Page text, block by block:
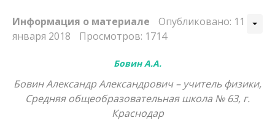
Информация о материале
Опубликовано: 11
января 2018
Просмотров: 1714
Бовин А.А.
Бовин Александр Александрович – учитель физики,
Средняя общеобразовательная школа № 63, г.
Краснодар